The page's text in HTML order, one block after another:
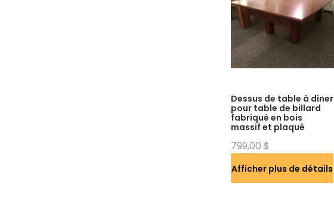
Dessus de table à diner
pour table de billard
fabriqué en bois
massif et plaqué
799,00 $
Afficher plus de détails